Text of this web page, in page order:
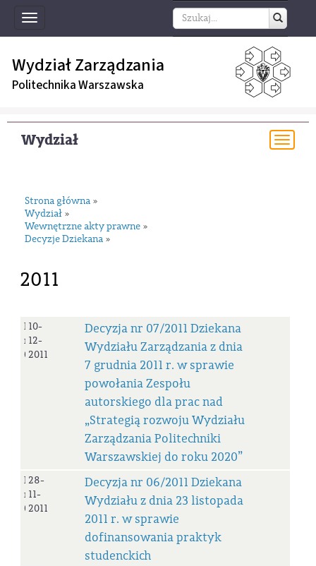
Toggle
navigation
Wydział Zarządzania
Politechnika Warszawska
Wydział
Strona główna »
Wydział »
Wewnętrzne akty prawne »
Decyzje Dziekana »
2011
Decyzja
nr
07/2011
10-
12-
2011
Decyzja nr 07/2011 Dziekana
Wydziału Zarządzania z dnia
7 grudnia 2011 r. w sprawie
powołania Zespołu
autorskiego dla prac nad
„Strategią rozwoju Wydziału
Zarządzania Politechniki
Warszawskiej do roku 2020”
Decyzja
nr
06/2011
28-
11-
2011
Decyzja nr 06/2011 Dziekana
Wydziału z dnia 23 listopada
2011 r. w sprawie
dofinansowania praktyk
studenckich